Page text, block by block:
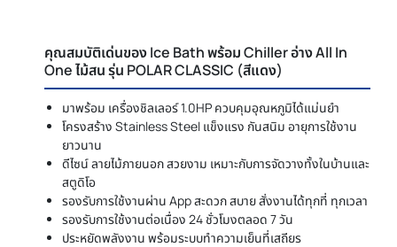
คุณสมบัติเด่นของ Ice Bath พร้อม Chiller อ่าง All In
One ไม้สน รุ่น POLAR CLASSIC (สีแดง)
มาพร้อม เครื่องชิลเลอร์ 1.0HP ควบคุมอุณหภูมิได้แม่นยำ
โครงสร้าง Stainless Steel แข็งแรง กันสนิม อายุการใช้งาน
ยาวนาน
ดีไซน์ ลายไม้ภายนอก สวยงาม เหมาะกับการจัดวางทั้งในบ้านและ
สตูดิโอ
รองรับการใช้งานผ่าน App สะดวก สบาย สั่งงานได้ทุกที่ ทุกเวลา
รองรับการใช้งานต่อเนื่อง 24 ชั่วโมงตลอด 7 วัน
ประหยัดพลังงาน พร้อมระบบทำความเย็นที่เสถียร